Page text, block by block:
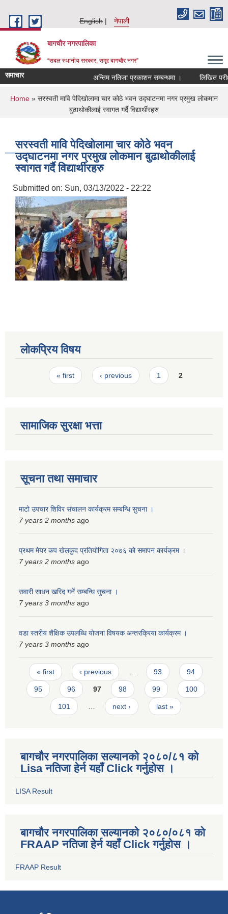
English
नेपाली
बागचौर नगरपालिका
“सबल स्थानीय सरकार, समृद्द बागचौर नगर”
समाचार अन्तिम नतिजा प्रकाशन सम्बन्धमा । लिखित
You are here
Home » सरस्वती मावि पेदिखोलामा चार कोठे भवन उद्घाटनमा नगर प्रमुख लोकमान
बुढाथोकीलाई स्वागत गर्दै विद्यार्थीरहरु
सरस्वती मावि पेदिखोलामा चार कोठे भवन
उद्घाटनमा नगर प्रमुख लोकमान बुढाथोकीलाई
स्वागत गर्दै विद्यार्थीरहरु
Submitted on: Sun, 03/13/2022 - 22:22
लोकप्रिय विषय
Pages« first ‹ previous 1 2
सामाजिक सुरक्षा भत्ता
सूचना तथा समाचार
माटो उपचार शिविर संचालन कार्यक्रम सम्बन्धि सुचना ।
7 years 2 months ago
प्रथम मेयर कप खेलकुद प्रतियोगिता २०७६ को समापन कार्यक्रम ।
7 years 2 months ago
सवारी साधन खरिद गर्ने सम्बन्धि सुचना ।
7 years 3 months ago
वडा स्तरीय शैक्षिक उपलब्धि योजना विषयक अन्तरक्रिया कार्यक्रम ।
7 years 3 months ago
Pages
« first ‹ previous … 93 94
95 96 97 98 99 100
101 … next › last »
बागचौर नगरपालिका सल्यानको २०८०/८१ को
Lisa नतिजा हेर्न यहाँ Click गर्नुहोस ।
LISA Result
बागचौर नगरपालिका सल्यानको २०८०/०८१ को
FRAAP नतिजा हेर्न यहाँ Click गर्नुहोस ।
FRAAP Result